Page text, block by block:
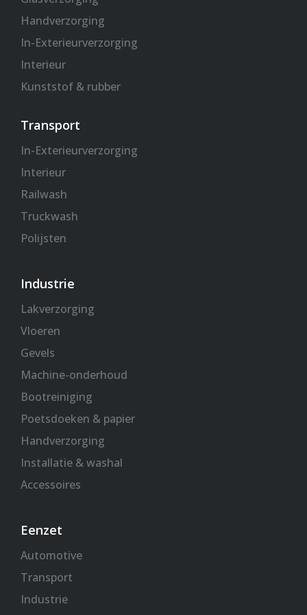
Handverzorging
In-Exterieurverzorging
Interieur
Kunststof & rubber
Transport
In-Exterieurverzorging
Interieur
Railwash
Truckwash
Polijsten
Industrie
Lakverzorging
Vloeren
Gevels
Machine-onderhoud
Bootreiniging
Poetsdoeken & papier
Handverzorging
Installatie & washal
Accessoires
Eenzet
Automotive
Transport
Industrie